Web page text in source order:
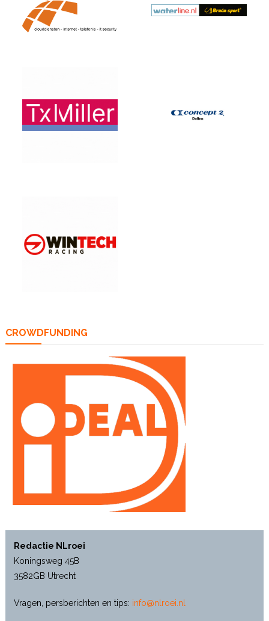
CROWDFUNDING
Redactie NLroei
Koningsweg 45B
3582GB Utrecht
Vragen, persberichten en tips: info@nlroei.nl